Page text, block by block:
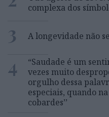
complexa dos
3 A longevidade não
4
“Saudade é um
vezes muito
orgulho dessa
especiais, quando
cobardes’’